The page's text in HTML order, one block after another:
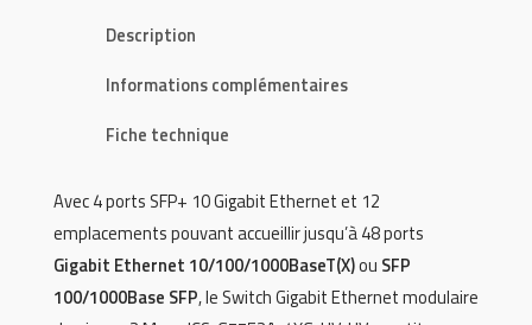
Description
Informations complémentaires
Fiche technique
Avec 4 ports SFP+ 10 Gigabit Ethernet et 12
emplacements pouvant accueillir jusqu’à 48 ports
Gigabit Ethernet 10/100/1000BaseT(X)ou SFP
100/1000Base SFP, le Switch Gigabit Ethernet modulaire